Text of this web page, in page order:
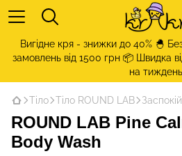
Вигідне кря - знижки до 40% 🐣
замовлень від 1500 грн 📦 Швидка
на тиждень
Тіло Тіло ROUND LAB
ROUND LAB Pine
Body Wash